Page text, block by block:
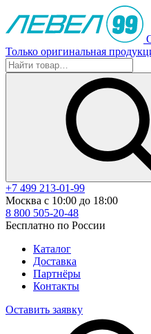
Только оригинальная
+7 499 213-01-99
Москва с 10:00 до 18:00
8 800 505-20-48
Бесплатно по России
Каталог
Доставка
Партнёры
Контакты
Оставить заявку